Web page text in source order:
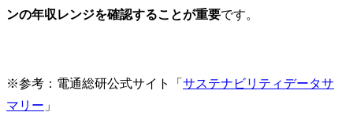
ンの年収レンジを確認することが重要です。
※参考：電通総研公式サイト「 サステナビリティデータサ
マリー 」